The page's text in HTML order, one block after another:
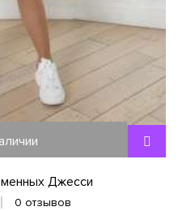
Джесси
0 отзывов